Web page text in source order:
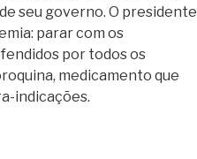
seu governo. O presidente
parar com os
por todos os
medicamento que
indicações.